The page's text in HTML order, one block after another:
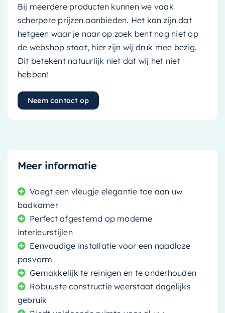
Bij meerdere producten kunnen we vaak
scherpere prijzen aanbieden. Het kan zijn dat
hetgeen waar je naar op zoek bent nog niet op
de webshop staat, hier zijn wij druk mee bezig.
Dit betekent natuurlijk niet dat wij het niet
hebben!
Neem contact op
Meer informatie
Voegt een vleugje elegantie toe aan uw
badkamer
Perfect afgestemd op moderne
interieurstijlen
Eenvoudige installatie voor een naadloze
pasvorm
Gemakkelijk te reinigen en te onderhouden
Robuuste constructie weerstaat dagelijks
gebruik